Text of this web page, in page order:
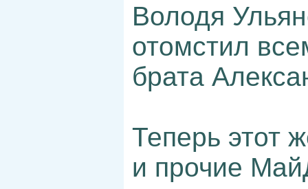
Володя
отомстил
брата
Теперь этот
и прочие